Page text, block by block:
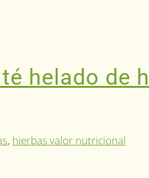
helado de
, hierbas valor nutricional